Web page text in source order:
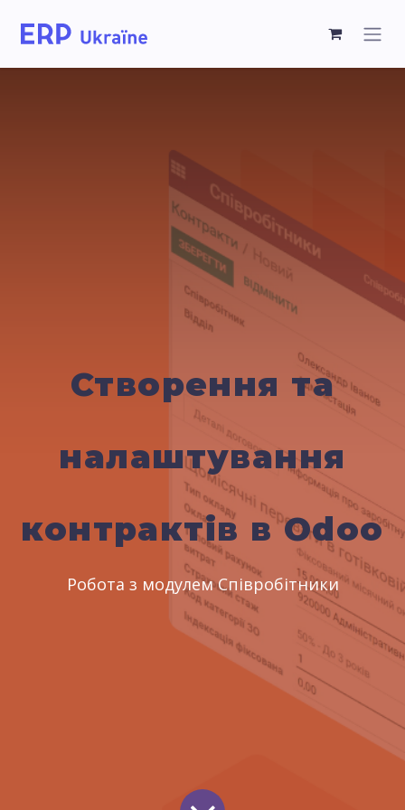
Створення та
налаштування
контрактів в Odoo
Робота з модулем Співробітники